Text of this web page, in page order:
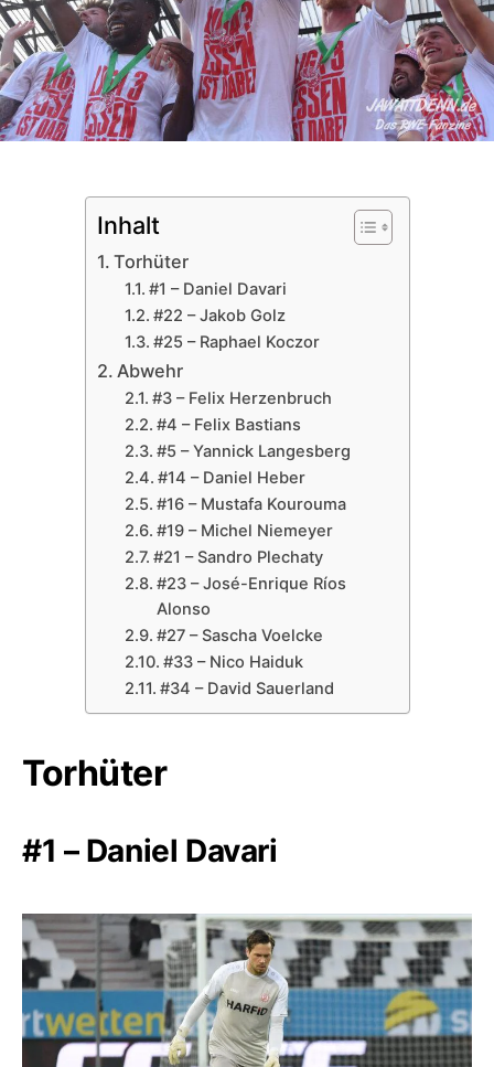
Inhalt
Torhüter
#1 – Daniel Davari
#22 – Jakob Golz
#25 – Raphael Koczor
Abwehr
#3 – Felix Herzenbruch
#4 – Felix Bastians
#5 – Yannick Langesberg
#14 – Daniel Heber
#16 – Mustafa Kourouma
#19 – Michel Niemeyer
#21 – Sandro Plechaty
#23 – José-Enrique Ríos
Alonso
#27 – Sascha Voelcke
#33 – Nico Haiduk
#34 – David Sauerland
Torhüter
#1 – Daniel Davari